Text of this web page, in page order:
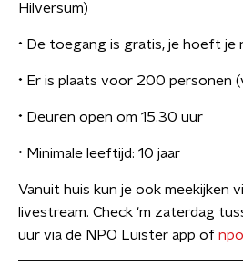
Hilversum)
•⁠ ⁠De toegang is gratis, je hoeft je
•⁠ ⁠Er is plaats voor 200 personen
•⁠ ⁠Deuren open om 15.30 uur
•⁠ ⁠Minimale leeftijd: 10 jaar
Vanuit huis kun je ook meekijken
livestream. Check ‘m zaterdag
uur via de NPO Luister app of